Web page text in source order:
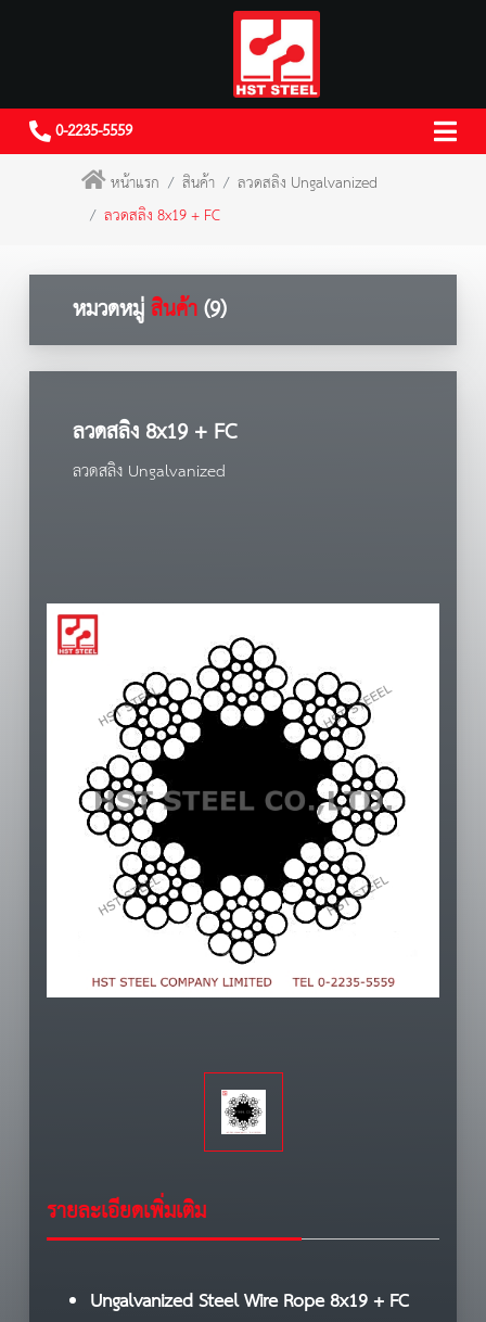
0-2235-5559
หน้าแรก
สินค้า
ลวดสลิง Ungalvanized
ลวดสลิง 8x19 + FC
หมวดหมู่สินค้า(9)
ลวดสลิง 8x19 + FC
ลวดสลิง Ungalvanized
รายละเอียดเพิ่มเติม
Ungalvanized Steel Wire Rope8x19+ FC